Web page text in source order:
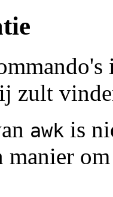
zult
awk is
manier